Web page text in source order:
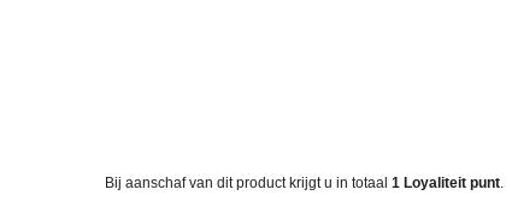
Bij aanschaf van dit product krijgt u in totaal 1 Loyaliteit punt